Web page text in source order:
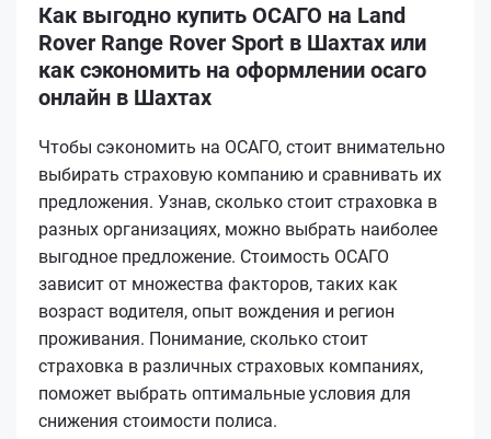
Как выгодно купить ОСАГО на Land
Rover Range Rover Sport в Шахтах или
как сэкономить на оформлении осаго
онлайн в Шахтах
Чтобы сэкономить на ОСАГО, стоит внимательно
выбирать страховую компанию и сравнивать их
предложения. Узнав, сколько стоит страховка в
разных организациях, можно выбрать наиболее
выгодное предложение. Стоимость ОСАГО
зависит от множества факторов, таких как
возраст водителя, опыт вождения и регион
проживания. Понимание, сколько стоит
страховка в различных страховых компаниях,
поможет выбрать оптимальные условия для
снижения стоимости полиса.